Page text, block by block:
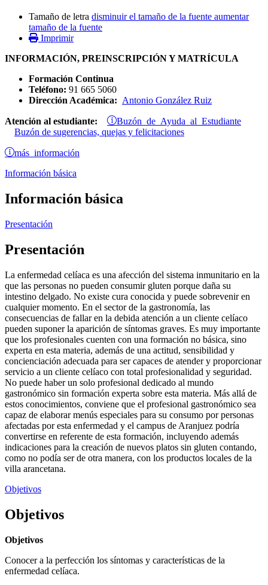
Tamaño de letra disminuir el tamaño de la fuente aumentar
tamaño de la fuente
Imprimir
INFORMACIÓN, PREINSCRIPCIÓN Y MATRÍCULA
Formación Continua
Teléfono: 91 665 5060
Dirección Académica: Antonio González Ruiz
Atención al estudiante: Buzón de Ayuda al Estudiante
Buzón de sugerencias, quejas y felicitaciones
más información
Información básica
Información básica
Presentación
Presentación
La enfermedad celíaca es una afección del sistema inmunitario en la
que las personas no pueden consumir gluten porque daña su
intestino delgado. No existe cura conocida y puede sobrevenir en
cualquier momento. En el sector de la gastronomía, las
consecuencias de fallar en la debida atención a un cliente celíaco
pueden suponer la aparición de síntomas graves. Es muy importante
que los profesionales cuenten con una formación no básica, sino
experta en esta materia, además de una actitud, sensibilidad y
concienciación adecuada para ser capaces de atender y proporcionar
servicio a un cliente celíaco con total profesionalidad y seguridad.
No puede haber un solo profesional dedicado al mundo
gastronómico sin formación experta sobre esta materia. Más allá de
estos conocimientos, conviene que el profesional gastronómico sea
capaz de elaborar menús especiales para su consumo por personas
afectadas por esta enfermedad y el campus de Aranjuez podría
convertirse en referente de esta formación, incluyendo además
indicaciones para la creación de nuevos platos sin gluten contando,
como no podía ser de otra manera, con los productos locales de la
villa arancetana.
Objetivos
Objetivos
Objetivos
Conocer a la perfección los síntomas y características de la
enfermedad celíaca.